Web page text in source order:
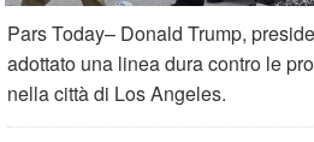
Pars Today– Donald Trump,
adottato una linea dura contro le
nella città di Los Angeles.